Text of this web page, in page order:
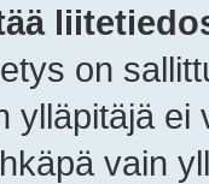
on
ylläpitäjä
vain